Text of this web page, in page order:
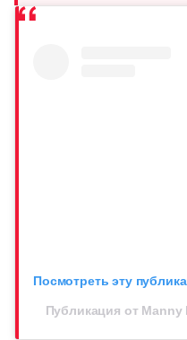
Посмотреть эту
Публикация от